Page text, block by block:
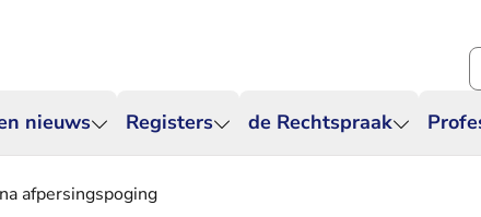
nieuws Registers de Rechtspraak
afpersingspoging